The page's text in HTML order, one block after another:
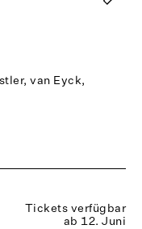
van Eyck,
Tickets verfügbar
ab 12. Juni